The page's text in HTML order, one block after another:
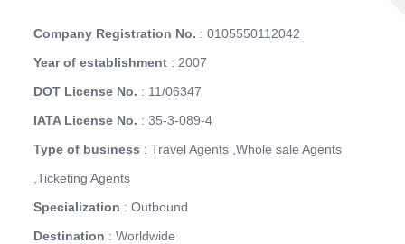
Company Registration No. : 0105550112042
Year of establishment : 2007
DOT License No. : 11/06347
IATA License No. : 35-3-089-4
Type of business : Travel Agents ,Whole sale Agents
,Ticketing Agents
Specialization : Outbound
Destination : Worldwide